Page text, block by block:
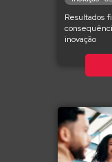
Resultados
inovação